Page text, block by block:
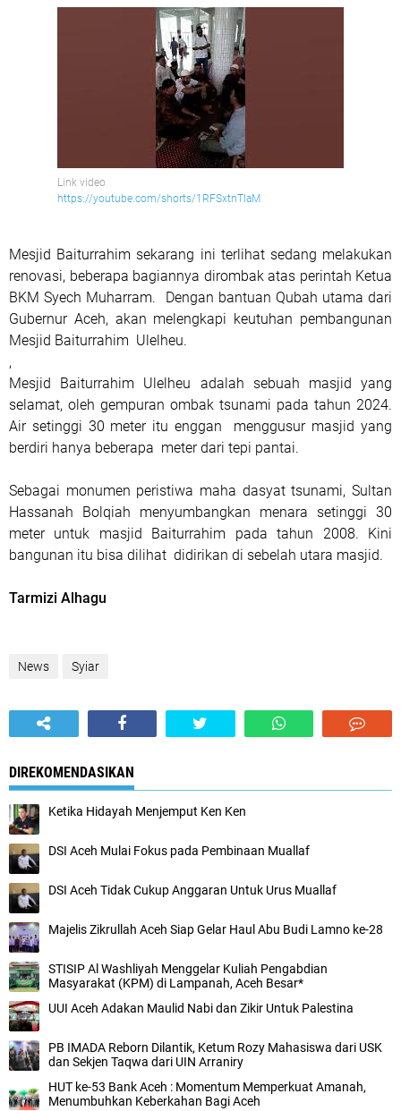
Link video
https://youtube.com/shorts/1RFSxtnTIaM
Mesjid Baiturrahim sekarang ini terlihat sedang melakukan
renovasi, beberapa bagiannya dirombak atas perintah Ketua
BKM Syech Muharram. Dengan bantuan Qubah utama dari
Gubernur Aceh, akan melengkapi keutuhan pembangunan
Mesjid Baiturrahim Ulelheu.
,
Mesjid Baiturrahim Ulelheu adalah sebuah masjid yang
selamat, oleh gempuran ombak tsunami pada tahun 2024.
Air setinggi 30 meter itu enggan
menggusur masjid yang
berdiri hanya beberapa meter dari tepi pantai.
Sebagai monumen peristiwa maha dasyat tsunami, Sultan
Hassanah Bolqiah menyumbangkan menara setinggi 30
meter untuk masjid Baiturrahim pada tahun 2008. Kini
bangunan itu bisa dilihat didirikan di sebelah utara masjid.
Tarmizi Alhagu
News Syiar
DIREKOMENDASIKAN
Ketika Hidayah Menjemput Ken Ken
DSI Aceh Mulai Fokus pada Pembinaan Muallaf
DSI Aceh Tidak Cukup Anggaran Untuk Urus Muallaf
Majelis Zikrullah Aceh Siap Gelar Haul Abu Budi Lamno ke-28
STISIP Al Washliyah Menggelar Kuliah Pengabdian
Masyarakat (KPM) di Lampanah, Aceh Besar*
UUI Aceh Adakan Maulid Nabi dan Zikir Untuk Palestina
PB IMADA Reborn Dilantik, Ketum Rozy Mahasiswa dari USK
dan Sekjen Taqwa dari UIN Arraniry
HUT ke-53 Bank Aceh : Momentum Memperkuat Amanah,
Menumbuhkan Keberkahan Bagi Aceh